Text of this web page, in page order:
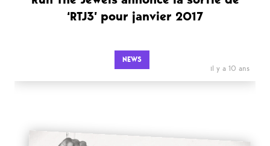
‘RTJ3’ pour janvier 2017
NEWS
il y a 10 ans